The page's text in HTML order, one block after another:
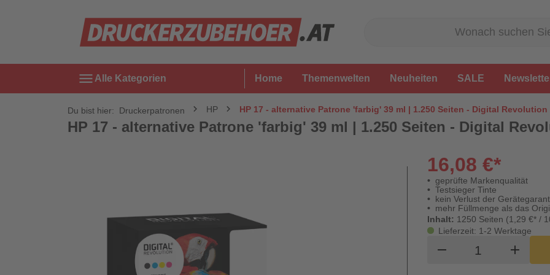
menu Alle Kategorien Home Themenwelten Neuheiten SALE
Du bist hier: Druckerpatronen HP HP 17 - alternative Patrone 'farbig' 39 ml | 1.250 Seiten - Digital Revolution
HP 17 - alternative Patrone 'farbig' 39 ml | 1.250 Seiten - Digital
16,08 €*
geprüfte Markenqualität
Testsieger Tinte
kein Verlust der
mehr Füllmenge als das
Inhalt: 1250 Seiten (1,29 €* /
Lieferzeit: 1-2 Werktage
remove Produktadd